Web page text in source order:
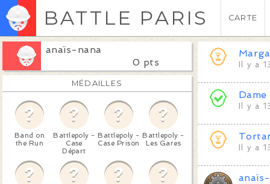
BATTLE PARIS CARTE
anaïs-nana
0 pts
MÉDAILLES
Band on
the Run
Battlepoly -
Case
Départ
Battlepoly -
Case Prison
Battlepoly -
Les Gares
Il y a
Dame
Il y a
Il y a